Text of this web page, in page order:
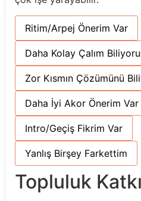
Ritim/Arpej Önerim Var
Daha Kolay Çalım
Zor Kısmın Çözümünü
Daha İyi Akor Önerim Var
Intro/Geçiş Fikrim Var
Yanlış Birşey Farkettim
Topluluk